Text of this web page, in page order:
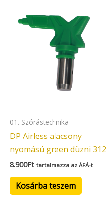
01. Szórástechnika
DP Airless alacsony
nyomású green düzni 312
8.900Ft tartalmazza az ÁFÁ-t
Kosárba teszem